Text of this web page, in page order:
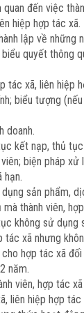
đến việc
hiệp hợp tác xã.
lập về những
quyết thông
tác xã, liên hiệp
biểu tượng
doanh.
kết nạp, thủ
biện pháp xử
hạn.
sản phẩm,
thành viên,
không sử dụng
xã nhưng
hợp tác xã
năm.
viên, hợp tác
liên hiệp hợp tác